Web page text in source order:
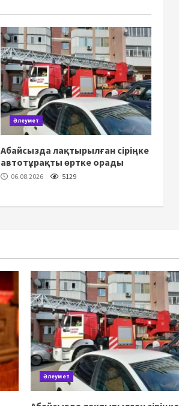
Әлеумет
Абайсызда лақтырылған сіріңке
автотұрақты өртке орады
06.08.2026 5129
Әлеумет